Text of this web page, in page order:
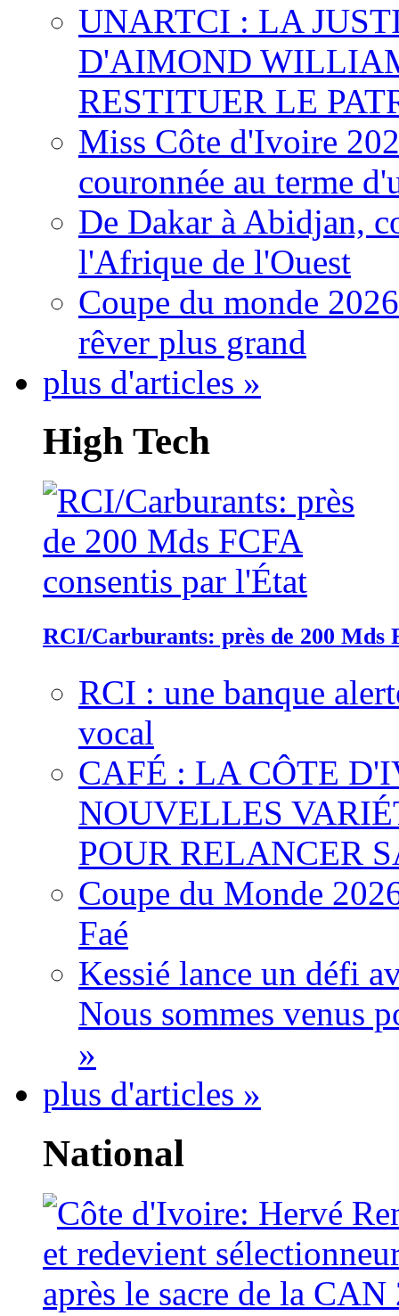
UNARTCI : LA
D'AIMOND
RESTITUER LE
Miss Côte d'Ivoire
couronnée au terme
De Dakar à Abidjan,
l'Afrique de l'Ouest
Coupe du monde
rêver plus grand
plus d'articles »
High Tech
RCI/Carburants: près de 200 Mds
RCI : une banque
vocal
CAFÉ : LA CÔTE
NOUVELLES
POUR RELANCER
Coupe du Monde
Faé
Kessié lance un défi
Nous sommes venus
»
plus d'articles »
National